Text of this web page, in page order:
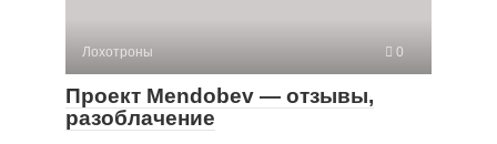
Лохотроны 0
Проект Mendobev — отзывы,
разоблачение